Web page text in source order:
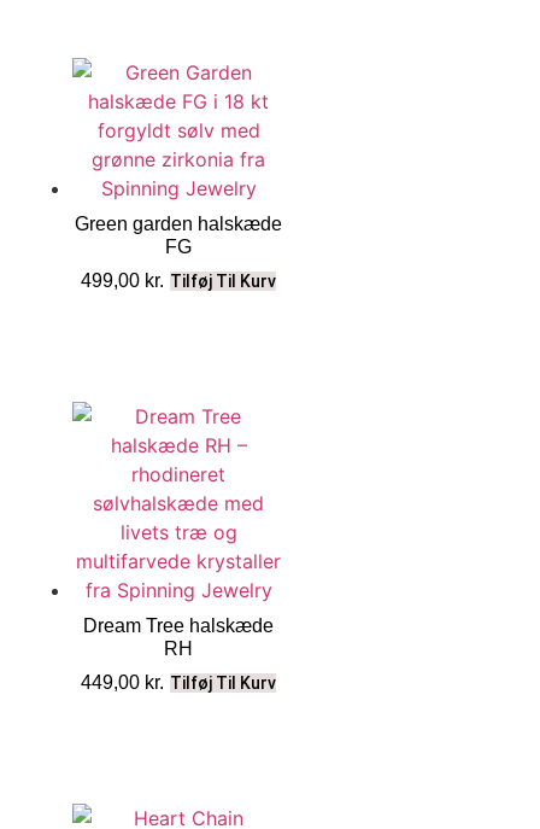
Green garden halskæde
FG
499,00 kr. Tilføj Til Kurv
Dream Tree halskæde
RH
449,00 kr. Tilføj Til Kurv